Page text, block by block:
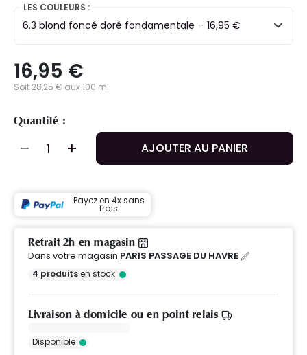
LES COULEURS :
6.3 blond foncé doré fondamentale - 16,95 €
16,95 €
Soit 28,25 € aux 100 ml
Quantité :
AJOUTER AU PANIER
Payez en 4x sans
frais
Retrait 2h en magasin
Dans votre magasin PARIS PASSAGE DU HAVRE
4 produitsen stock
Livraison à domicile ou en point relais
Disponible